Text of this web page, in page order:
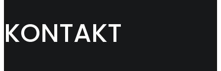
KONTAKT